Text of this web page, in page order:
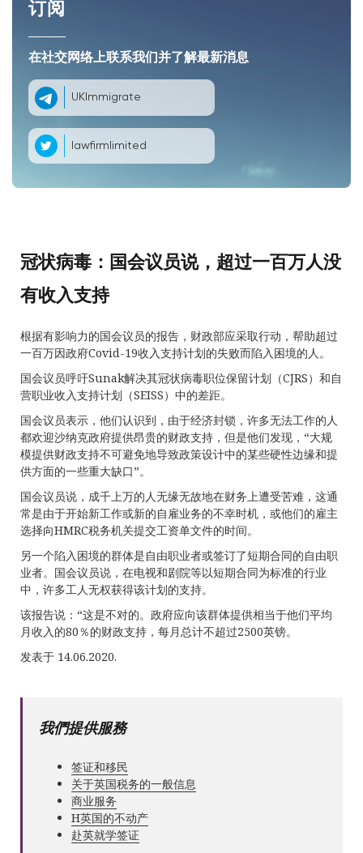
订阅
在社交网络上联系我们并了解最新消息
UKImmigrate
lawfirmlimited
冠状病毒：国会议员说，超过一百万人没
有收入支持
根据有影响力的国会议员的报告，财政部应采取行动，帮助超过
一百万因政府Covid-19收入支持计划的失败而陷入困境的人。
国会议员呼吁Sunak解决其冠状病毒职位保留计划（CJRS）和自
营职业收入支持计划（SEISS）中的差距。
国会议员表示，他们认识到，由于经济封锁，许多无法工作的人
都欢迎沙纳克政府提供昂贵的财政支持，但是他们发现，“大规
模提供财政支持不可避免地导致政策设计中的某些硬性边缘和提
供方面的一些重大缺口”。
国会议员说，成千上万的人无缘无故地在财务上遭受苦难，这通
常是由于开始新工作或新的自雇业务的不幸时机，或他们的雇主
选择向HMRC税务机关提交工资单文件的时间。
另一个陷入困境的群体是自由职业者或签订了短期合同的自由职
业者。国会议员说，在电视和剧院等以短期合同为标准的行业
中，许多工人无权获得该计划的支持。
该报告说：“这是不对的。政府应向该群体提供相当于他们平均
月收入的80％的财政支持，每月总计不超过2500英镑。
发表于 14.06.2020.
我們提供服務
签证和移民
关于英国税务的一般信息
商业服务
Н英国的不动产
赴英就学签证